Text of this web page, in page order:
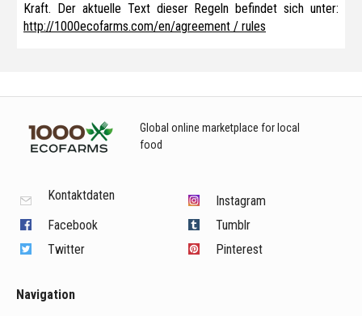
Kraft. Der aktuelle Text dieser Regeln befindet sich unter:
http://1000ecofarms.com/en/agreement / rules
Global online marketplace for local
food
Kontaktdaten
Facebook
Twitter
Instagram
Tumblr
Pinterest
Navigation